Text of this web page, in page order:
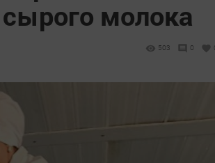
молока
503 0